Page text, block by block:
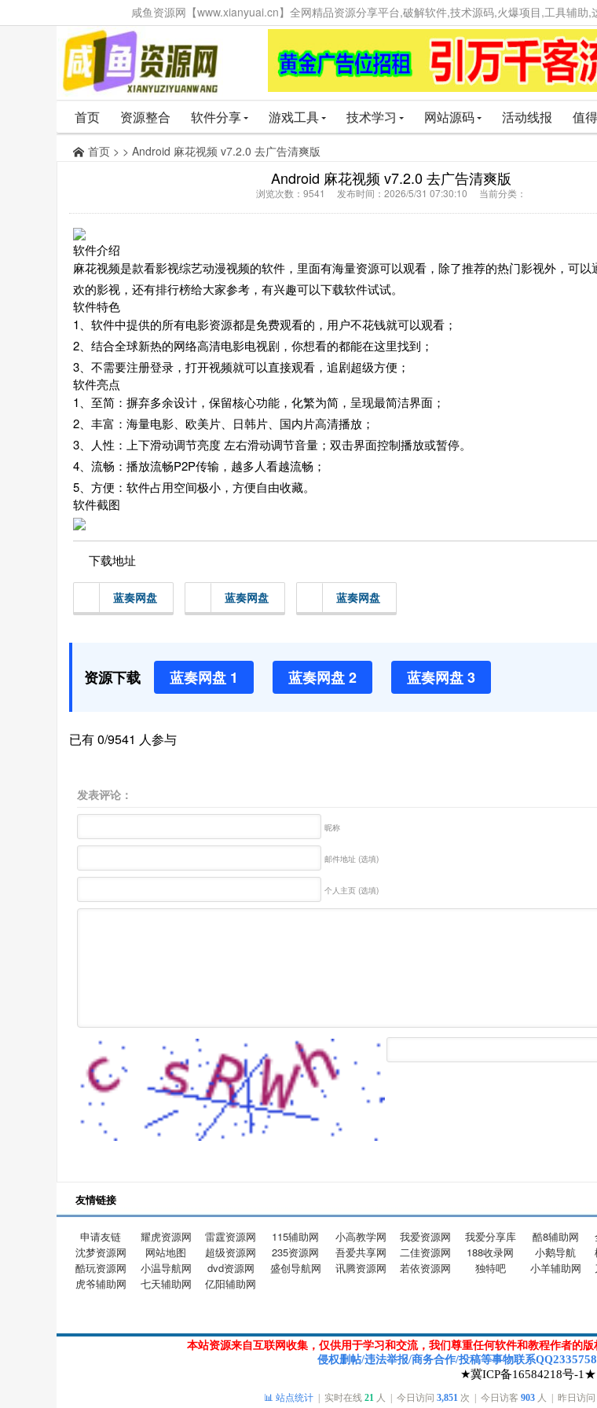
咸鱼资源网【www.xianyuai.cn】全网精品资源分享平台,破解软件,技术源码,火爆项目,工具辅助,
首页 资源整合 软件分享 游戏工具 技术学习 网站源码 活动线报 值
首页 > > Android 麻花视频 v7.2.0 去广告清爽版
Android 麻花视频 v7.2.0 去广告清爽版
浏览次数：9541 发布时间：2026/5/31 07:30:10 当前分类：
软件介绍
麻花视频是款看影视综艺动漫视频的软件，里面有海量资源可以观看，除了推荐的热门影视外，可
欢的影视，还有排行榜给大家参考，有兴趣可以下载软件试试。
软件特色
1、软件中提供的所有电影资源都是免费观看的，用户不花钱就可以观看；
2、结合全球新热的网络高清电影电视剧，你想看的都能在这里找到；
3、不需要注册登录，打开视频就可以直接观看，追剧超级方便；
软件亮点
1、至简：摒弃多余设计，保留核心功能，化繁为简，呈现最简洁界面；
2、丰富：海量电影、欧美片、日韩片、国内片高清播放；
3、人性：上下滑动调节亮度 左右滑动调节音量；双击界面控制播放或暂停。
4、流畅：播放流畅P2P传输，越多人看越流畅；
5、方便：软件占用空间极小，方便自由收藏。
软件截图
下载地址
蓝奏网盘 蓝奏网盘 蓝奏网盘
资源下载 蓝奏网盘 1 蓝奏网盘 2 蓝奏网盘 3
已有 0/9541 人参与
发表评论：
昵称
邮件地址 (选填)
个人主页 (选填)
友情链接
申请友链 耀虎资源网 雷霆资源网 115辅助网 小高教学网 我爱资源网 我爱分享库 酷8辅助网
沈梦资源网
网站地图 超级资源网 235资源网 吾爱共享网 二佳资源网 188收录网 小鹅导航
酷玩资源网
小温导航网 dvd资源网 盛创导航网 讯腾资源网 若依资源网 独特吧 小羊辅助网
虎爷辅助网
七天辅助网 亿阳辅助网
本站资源来自互联网收集，仅供用于学习和交流，我们尊重任何软件和教程作者的
侵权删帖/违法举报/商务合作/投稿等事物联系QQ
★冀ICP备16584218号-1★
📊 站点统计| 实时在线 21人 | 今日访问 3,851次 | 今日访客 903人 | 昨日访问